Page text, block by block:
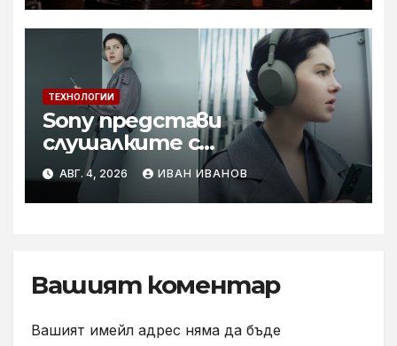
ТЕХНОЛОГИИ
Sony представи
слушалките с
шумопотискане WH-
1000XM6 в нов цвят „Olive
Gray“
АВГ. 4, 2026 ИВАН ИВАНОВ
Вашият коментар
Вашият имейл адрес няма да бъде